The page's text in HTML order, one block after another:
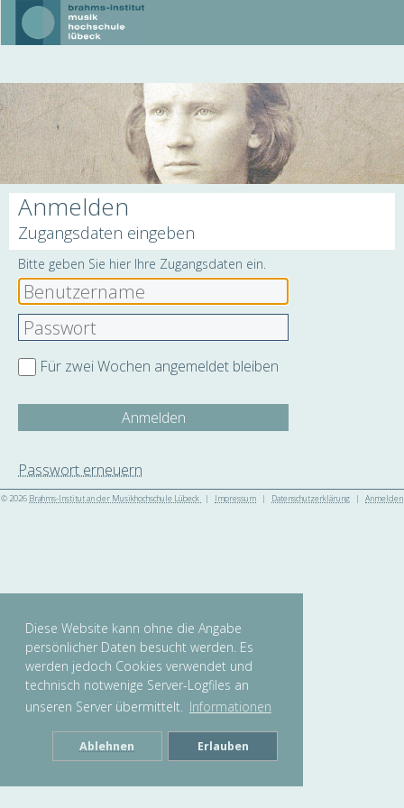
Diese Website kann ohne die Angabe
persönlicher Daten besucht werden. Es
werden jedoch Cookies verwendet und
technisch notwenige Server-Logfiles an
unseren Server übermittelt. Informationen
Ablehnen Erlauben
Anmelden
Zugangsdaten eingeben
Bitte geben Sie hier Ihre Zugangsdaten ein.
Für zwei Wochen angemeldet bleiben
Anmelden
Passwort erneuern
© 2026 Brahms-Institut an der Musikhochschule Lübeck | Impressum | Datenschutzerklärung | Anmelden